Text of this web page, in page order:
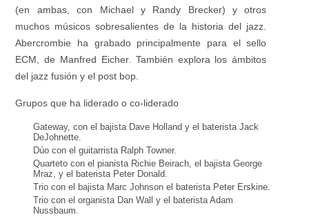
(en ambas, con Michael y Randy Brecker) y otros
muchos músicos sobresalientes de la historia del jazz.
Abercrombie ha grabado principalmente para el sello
ECM, de Manfred Eicher. También explora los ámbitos
del jazz fusión y el post bop.
Grupos que ha liderado o co-liderado
Gateway, con el bajista Dave Holland y el baterista Jack
DeJohnette.
Dúo con el guitarrista Ralph Towner.
Quarteto con el pianista Richie Beirach, el bajista George
Mraz, y el baterista Peter Donald.
Trio con el bajista Marc Johnson el baterista Peter Erskine.
Trio con el organista Dan Wall y el baterista Adam
Nussbaum.